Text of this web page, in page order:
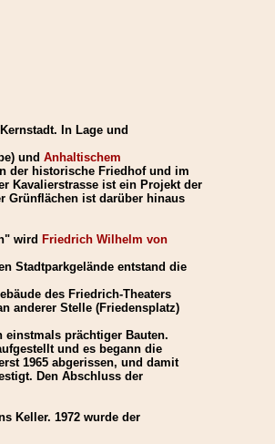
In Lage und
und Anhaltischem
der historische Friedhof und im
Kavalierstrasse ist ein Projekt der
Grünflächen ist darüber hinaus
wird Friedrich Wilhelm von
Stadtparkgelände entstand die
des Friedrich-Theaters
anderer Stelle (Friedensplatz)
einstmals prächtiger Bauten.
und es begann die
1965 abgerissen, und damit
Den Abschluss der
Keller. 1972 wurde der